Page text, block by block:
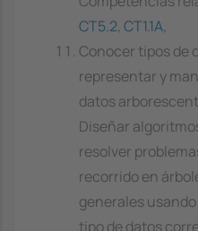
CT5.2, CT1.1A,
Conocer tipos de
representar y
datos
Diseñar
resolver
recorrido en
generales
tipo de datos